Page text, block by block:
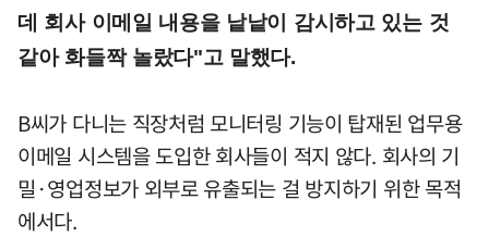
데 회사 이메일 내용을 낱낱이 감시하고 있는 것
같아 화들짝 놀랐다"고 말했다.
B씨가 다니는 직장처럼 모니터링 기능이 탑재된 업무용
이메일 시스템을 도입한 회사들이 적지 않다. 회사의 기
밀·영업정보가 외부로 유출되는 걸 방지하기 위한 목적
에서다.